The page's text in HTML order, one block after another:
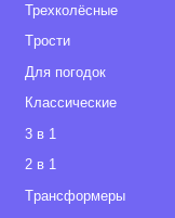
Трехколёсные
Tрости
Для погодок
Классические
3 в 1
2 в 1
Tрансформеры